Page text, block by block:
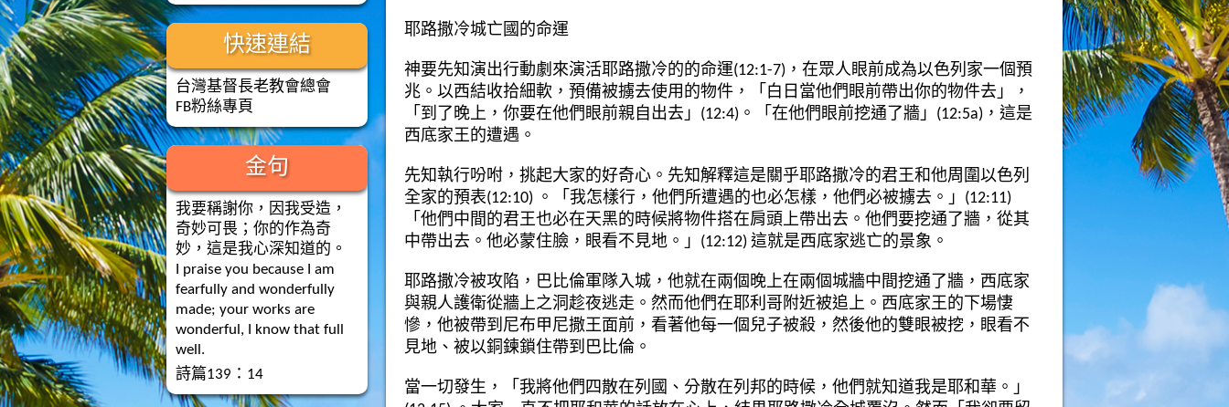
耶路撒冷城亡國的命運
神要先知演出行動劇來演活耶路撒冷的的命運(12:1-7) ，在眾人眼前成為以色列家一個預
兆。以西結收拾細軟，預備被擄去使用的物件，「白日當他們眼前帶出你的物件去」，
「到了晚上，你要在他們眼前親自出去」(12:4)。「在他們眼前挖通了牆」(12:5a)，這是
西底家王的遭遇。
先知執行吩咐，挑起大家的好奇心。先知解釋這是關乎耶路撒冷的君王和他周圍以色列
全家的預表(12:10) 。「我怎樣行，他們所遭遇的也必怎樣，他們必被擄去。」(12:11)
「他們中間的君王也必在天黑的時候將物件搭在肩頭上帶出去。他們要挖通了牆，從其
中帶出去。他必蒙住臉，眼看不見地。」(12:12) 這就是西底家逃亡的景象。
耶路撒冷被攻陷，巴比倫軍隊入城，他就在兩個晚上在兩個城牆中間挖通了牆，西底家
與親人護衛從牆上之洞趁夜逃走。然而他們在耶利哥附近被追上。西底家王的下場悽
慘，他被帶到尼布甲尼撒王面前，看著他每一個兒子被殺，然後他的雙眼被挖，眼看不
見地、被以銅鍊鎖住帶到巴比倫。
當一切發生，「我將他們四散在列國、分散在列邦的時候，他們就知道我是耶和華。」
快速連結
台灣基督長老教會總會
FB粉絲專頁
金句
我要稱謝你，因我受造，
奇妙可畏；你的作為奇
妙，這是我心深知道的。
I praise you because I am
fearfully and wonderfully
made; your works are
wonderful, I know that full
well.
詩篇139：14